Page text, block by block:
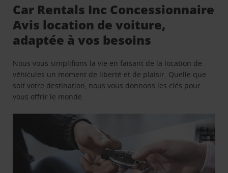
Car Rentals Inc Concessionnaire
Avis location de voiture,
adaptée à vos besoins
Nous vous simplifions la vie en faisant de la location de
véhicules un moment de liberté et de plaisir. Quelle que
soit votre destination, nous vous donnons les clés pour
vous offrir le monde.